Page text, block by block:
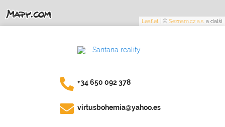
Leaflet ©Seznam.cz a.s. a další
+34 650 092 378
virtusbohemia@yahoo.es